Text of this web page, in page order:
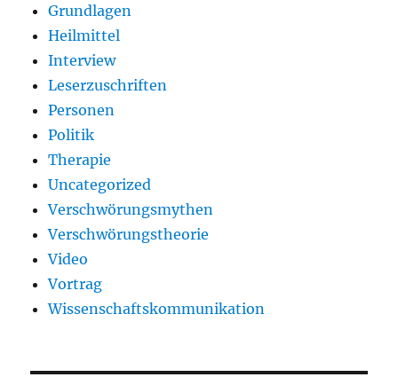
Grundlagen
Heilmittel
Interview
Leserzuschriften
Personen
Politik
Therapie
Uncategorized
Verschwörungsmythen
Verschwörungstheorie
Video
Vortrag
Wissenschaftskommunikation